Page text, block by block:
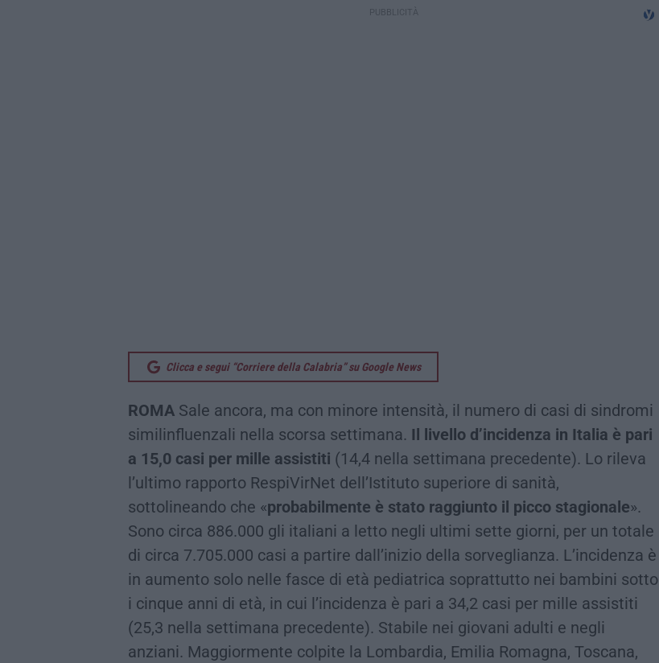
Clicca e segui “Corriere della Calabria” su Google News
ROMA Sale ancora, ma con minore intensità, il numero di casi di sindromi
similinfluenzali nella scorsa settimana. Il livello d’incidenza in Italia è pari
a 15,0 casi per mille assistiti (14,4 nella settimana precedente). Lo rileva
l’ultimo rapporto RespiVirNet dell’Istituto superiore di sanità,
sottolineando che «probabilmente è stato raggiunto il picco stagionale».
Sono circa 886.000 gli italiani a letto negli ultimi sette giorni, per un totale
di circa 7.705.000 casi a partire dall’inizio della sorveglianza. L’incidenza è
in aumento solo nelle fasce di età pediatrica soprattutto nei bambini sotto
i cinque anni di età, in cui l’incidenza è pari a 34,2 casi per mille assistiti
(25,3 nella settimana precedente). Stabile nei giovani adulti e negli
anziani. Maggiormente colpite la Lombardia, Emilia Romagna, Toscana,